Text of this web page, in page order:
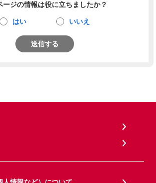
ージの情報は役に立ちましたか？
はい いいえ
送信する